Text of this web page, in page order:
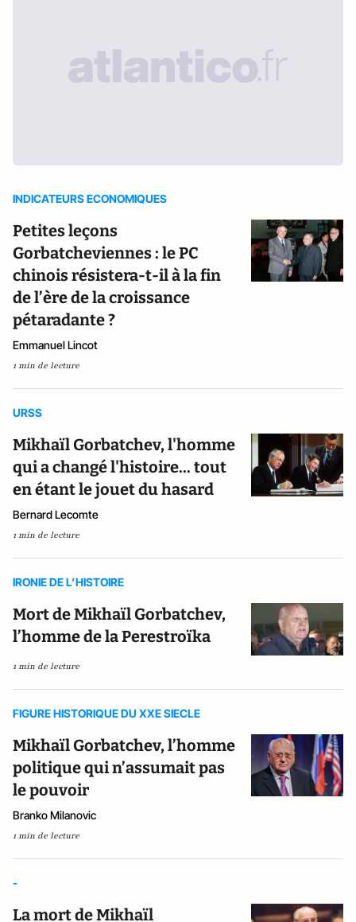
INDICATEURS ECONOMIQUES
Petites leçons
Gorbatcheviennes : le PC
chinois résistera-t-il à la fin
de l’ère de la croissance
pétaradante ?
Emmanuel Lincot
1 min de lecture
URSS
Mikhaïl Gorbatchev, l'homme
qui a changé l'histoire... tout
en étant le jouet du hasard
Bernard Lecomte
1 min de lecture
IRONIE DE L’HISTOIRE
Mort de Mikhaïl Gorbatchev,
l’homme de la Perestroïka
1 min de lecture
FIGURE HISTORIQUE DU XXE SIECLE
Mikhaïl Gorbatchev, l’homme
politique qui n’assumait pas
le pouvoir
Branko Milanovic
1 min de lecture
-
La mort de Mikhaïl